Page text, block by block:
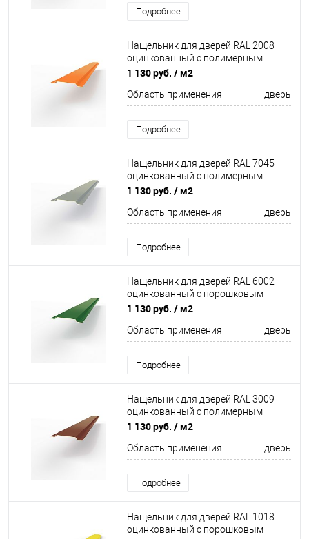
Подробнее
Нащельник для дверей RAL 2008
оцинкованный c полимерным
покрытием 0,45 мм
1 130 руб. / м2
Область применения дверь
Подробнее
Нащельник для дверей RAL 7045
оцинкованный c полимерным
покрытием 0,45 мм
1 130 руб. / м2
Область применения дверь
Подробнее
Нащельник для дверей RAL 6002
оцинкованный c порошковым
покрытием 0,45мм
1 130 руб. / м2
Область применения дверь
Подробнее
Нащельник для дверей RAL 3009
оцинкованный c полимерным
покрытием 0,45 мм
1 130 руб. / м2
Область применения дверь
Подробнее
Нащельник для дверей RAL 1018
оцинкованный c порошковым